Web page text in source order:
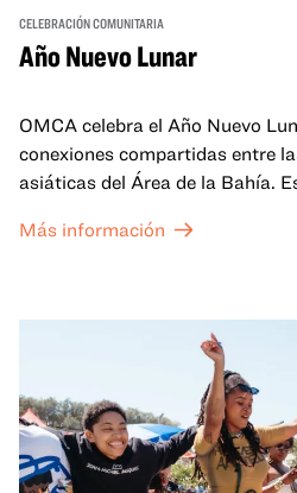
CELEBRACIÓN COMUNITARIA
Año Nuevo Lunar
OMCA celebra el Año Nuevo
conexiones compartidas entre
asiáticas del Área de la Bahía.
celebran y honran las
un espacio para que nuestras
reúnan y se eleven
tanto presenciales como
Más información